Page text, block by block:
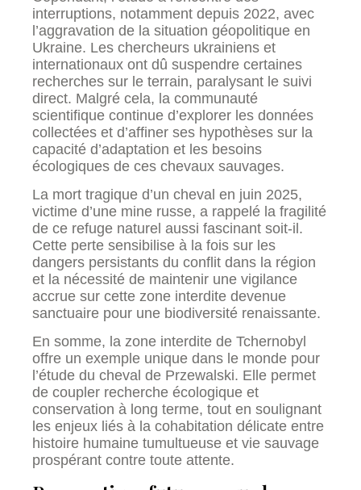
interruptions, notamment depuis 2022, avec
l’aggravation de la situation géopolitique en
Ukraine. Les chercheurs ukrainiens et
internationaux ont dû suspendre certaines
recherches sur le terrain, paralysant le suivi
direct. Malgré cela, la communauté
scientifique continue d’explorer les données
collectées et d’affiner ses hypothèses sur la
capacité d’adaptation et les besoins
écologiques de ces chevaux sauvages.
La mort tragique d’un cheval en juin 2025,
victime d’une mine russe, a rappelé la fragilité
de ce refuge naturel aussi fascinant soit-il.
Cette perte sensibilise à la fois sur les
dangers persistants du conflit dans la région
et la nécessité de maintenir une vigilance
accrue sur cette zone interdite devenue
sanctuaire pour une biodiversité renaissante.
En somme, la zone interdite de Tchernobyl
offre un exemple unique dans le monde pour
l’étude du cheval de Przewalski. Elle permet
de coupler recherche écologique et
conservation à long terme, tout en soulignant
les enjeux liés à la cohabitation délicate entre
histoire humaine tumultueuse et vie sauvage
prospérant contre toute attente.